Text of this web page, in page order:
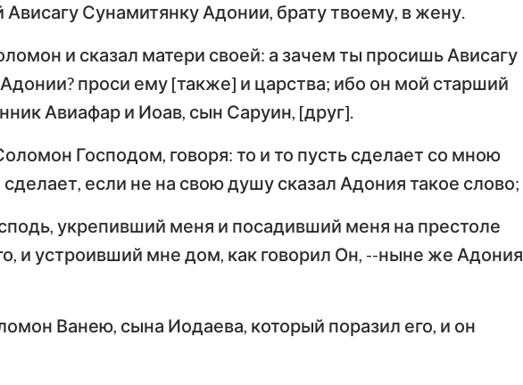
Ависагу Сунамитянку Адонии, брату твоему, в жену.
и сказал матери своей: а зачем ты просишь Ависагу
проси ему [также] и царства; ибо он мой старший
Авиафар и Иоав, сын Саруин, [друг].
Господом, говоря: то и то пусть сделает со мною
если не на свою душу сказал Адония такое слово;
укрепивший меня и посадивший меня на престоле
и устроивший мне дом, как говорил Он, --ныне же Адония
Ванею, сына Иодаева, который поразил его, и он